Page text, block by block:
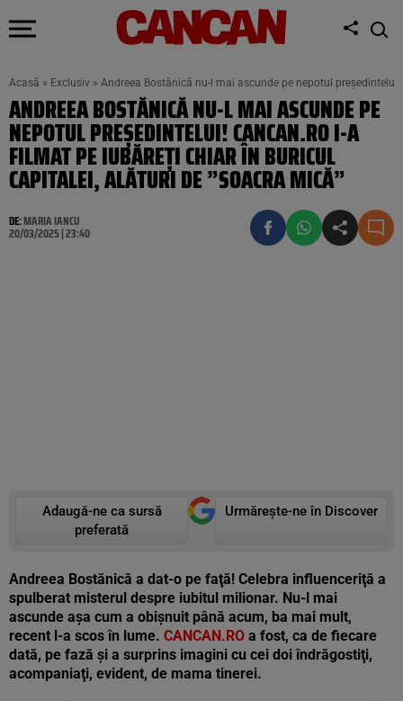
Acasă » Exclusiv » Andreea Bostănică nu-l mai ascunde pe nepotul
ANDREEA BOSTĂNICĂ NU-L MAI ASCUNDE PE
NEPOTUL PREȘEDINTELUI! CANCAN.RO I-A
FILMAT PE IUBĂREȚI CHIAR ÎN BURICUL
CAPITALEI, ALĂTURI DE ”SOACRA MICĂ”
DE:MARIA IANCU
20/03/2025 | 23:40
Adaugă-ne ca sursă
preferată
Urmărește-ne în Discover
Andreea Bostănică a dat-o pe faţă! Celebra influenceriţă a
spulberat misterul despre iubitul milionar. Nu-l mai
ascunde aşa cum a obişnuit până acum, ba mai mult,
recent l-a scos în lume. CANCAN.RO a fost, ca de fiecare
dată, pe fază şi a surprins imagini cu cei doi îndrăgostiţi,
acompaniaţi, evident, de mama tinerei.